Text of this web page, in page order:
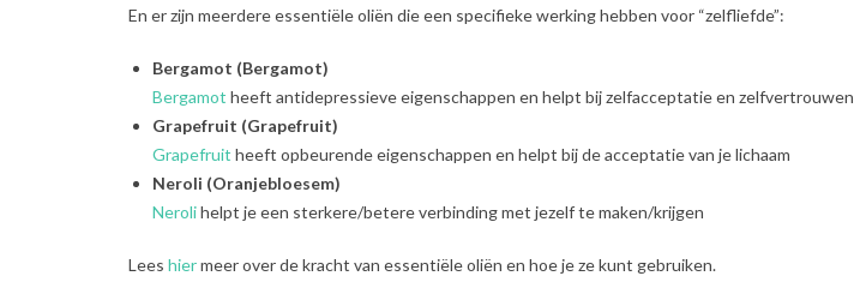
En er zijn meerdere essentiële oliën die een specifieke werking hebben voor “zelfliefde”:
Bergamot (Bergamot)
Bergamot heeft antidepressieve eigenschappen en helpt bij zelfacceptatie en zelfvertrouwen
Grapefruit (Grapefruit)
Grapefruit heeft opbeurende eigenschappen en helpt bij de acceptatie van je lichaam
Neroli (Oranjebloesem)
Nerolihelpt je een sterkere/betere verbinding met jezelf te maken/krijgen
Lees hiermeer over de kracht van essentiële oliën en hoe je ze kunt gebruiken.